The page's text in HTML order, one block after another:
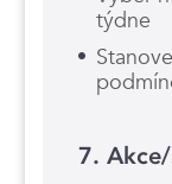
týdne
7.